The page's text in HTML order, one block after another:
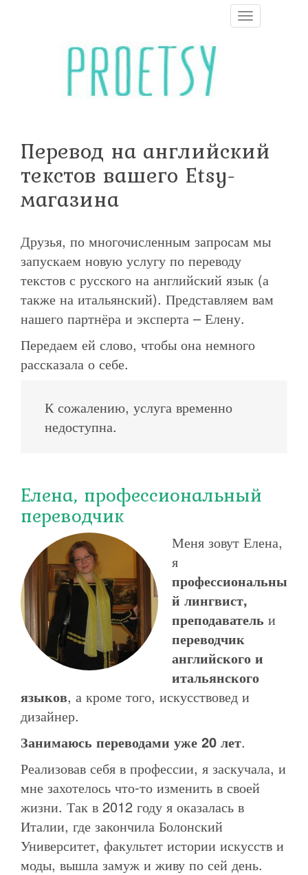
T
o
g
a
Перевод на английский
текстов вашего Etsy-
магазина
Друзья, по многочисленным запросам мы
запускаем новую услугу по переводу
текстов с русского на английский язык (а
также на итальянский). Представляем вам
нашего партнёра и эксперта – Елену.
Передаем ей слово, чтобы она немного
рассказала о себе.
К сожалению, услуга временно
недоступна.
Елена, профессиональный
переводчик
Меня зовут Елена,
я
профессиональны
й лингвист,
преподаватель и
переводчик
английского и
итальянского
языков, а кроме того, искусствовед и
дизайнер.
Занимаюсь переводами уже 20 лет.
Реализовав себя в профессии, я заскучала, и
мне захотелось что-то изменить в своей
жизни. Так в 2012 году я оказалась в
Италии, где закончила Болонский
Университет, факультет истории искусств и
моды, вышла замуж и живу по сей день.